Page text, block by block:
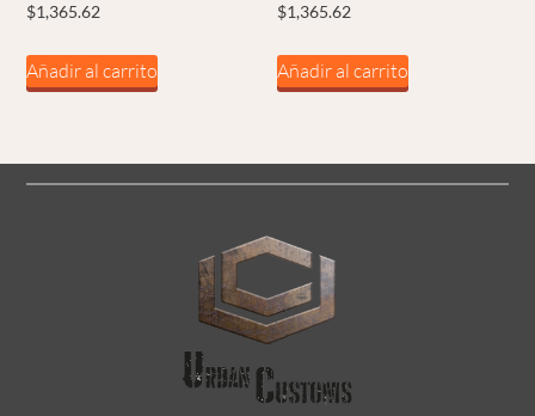
$1,365.62
Añadir al carrito
$1,365.62
Añadir al carrito